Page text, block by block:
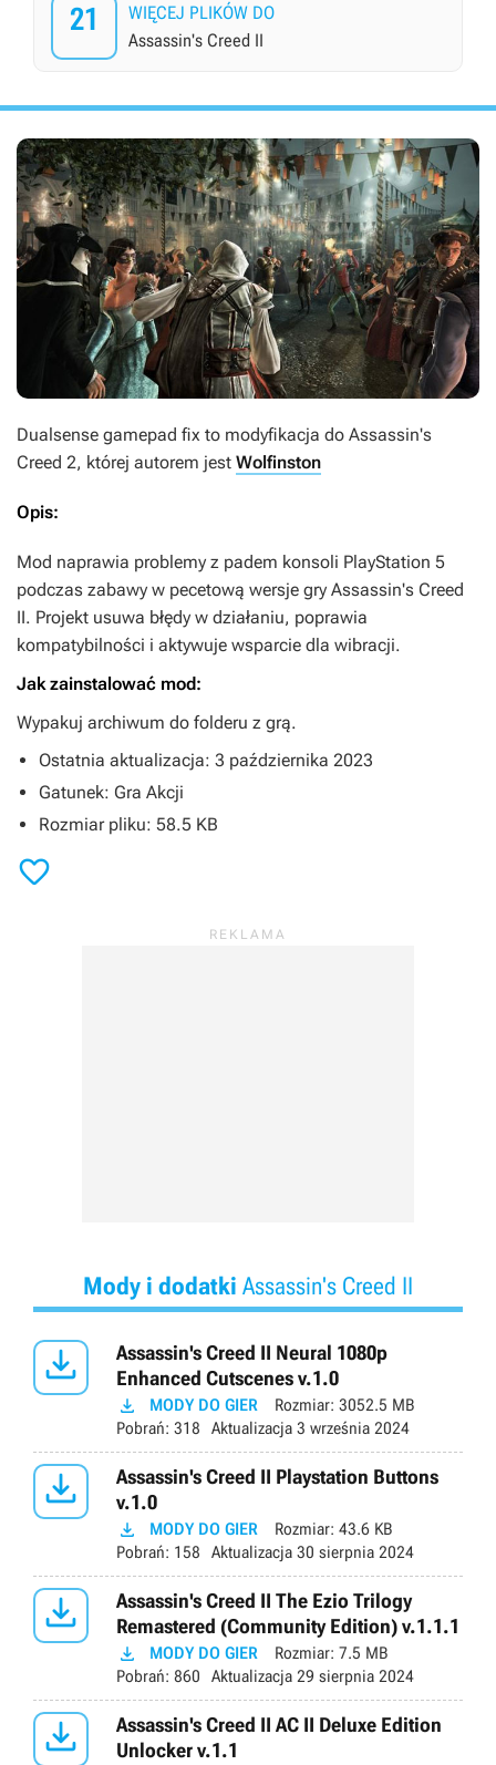
21
WIĘCEJ PLIKÓW DO
Assassin's Creed II
Dualsense gamepad fix to modyfikacja do Assassin's
Creed 2, której autorem jest Wolfinston
Opis:
Mod naprawia problemy z padem konsoli PlayStation 5
podczas zabawy w pecetową wersje gry Assassin's Creed
II. Projekt usuwa błędy w działaniu, poprawia
kompatybilności i aktywuje wsparcie dla wibracji.
Jak zainstalować mod:
Wypakuj archiwum do folderu z grą.
Ostatnia aktualizacja: 3 października 2023
Gatunek: Gra Akcji
Rozmiar pliku: 58.5 KB

Mody i dodatki Assassin's Creed II

Assassin's Creed II Neural 1080p
Enhanced Cutscenes v.1.0
 MODY DO GIER Rozmiar: 3052.5 MB
Pobrań: 318 Aktualizacja 3 września 2024

Assassin's Creed II Playstation Buttons
v.1.0
 MODY DO GIER Rozmiar: 43.6 KB
Pobrań: 158 Aktualizacja 30 sierpnia 2024

Assassin's Creed II The Ezio Trilogy
Remastered (Community Edition) v.1.1.1
 MODY DO GIER Rozmiar: 7.5 MB
Pobrań: 860 Aktualizacja 29 sierpnia 2024

Assassin's Creed II AC II Deluxe Edition
Unlocker v.1.1